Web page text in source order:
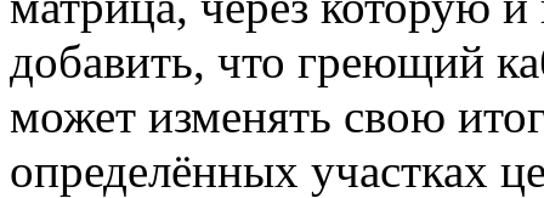
добавить, что греющий
может изменять свою
определённых участках